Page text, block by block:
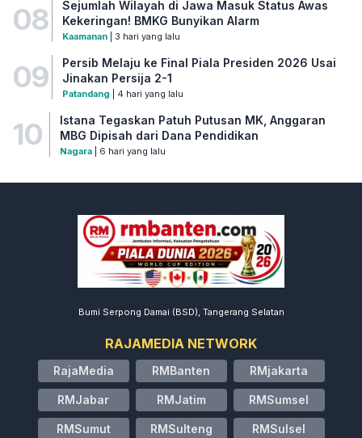
08
Sejumlah Wilayah di Jawa Masuk Status Awas
Kekeringan! BMKG Bunyikan Alarm
Kaamanan| 3 hari yang lalu
09
Persib Melaju ke Final Piala Presiden 2026 Usai
Jinakan Persija 2-1
Patandang | 4 hari yang lalu
10
Istana Tegaskan Patuh Putusan MK, Anggaran
MBG Dipisah dari Dana Pendidikan
Nagara| 6 hari yang lalu
Bumi Serpong Damai (BSD), Tangerang Selatan
RAJAMEDIA NETWORK
RajaMedia RMBanten RMjakarta
RMJabar RMJatim RMSumsel
RMSumut RMSulteng RMSulsel